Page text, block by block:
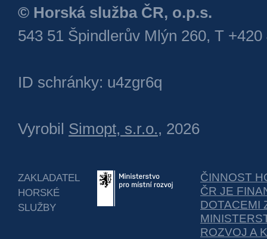
© Horská služba ČR, o.p.s.
543 51 Špindlerův Mlýn 260, T +420
ID schránky: u4zgr6q
Vyrobil Simopt, s.r.o., 2026
ZAKLADATEL
HORSKÉ
SLUŽBY
ČINNOST
ČR JE
DOTACEMI
ROZVOJ A